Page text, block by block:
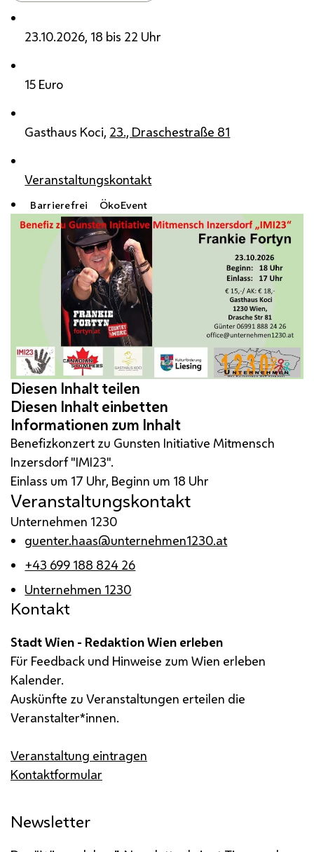
23.10.2026, 18 bis 22 Uhr
15 Euro
Gasthaus Koci, 23., Draschestraße 81
Veranstaltungskontakt
Barrierefrei ÖkoEvent
Benefizkonzert zu Gunsten Initiative Mitmensch
Inzersdorf "IMI23".
Einlass um 17 Uhr, Beginn um 18 Uhr
Veranstaltungskontakt
Unternehmen 1230
guenter.haas@unternehmen1230.at
+43 699 188 824 26
Unternehmen 1230
Kontakt
Stadt Wien - Redaktion Wien erleben
Für Feedback und Hinweise zum Wien erleben
Kalender.
Auskünfte zu Veranstaltungen erteilen die
Veranstalter*innen.
Veranstaltung eintragen
Kontaktformular
Newsletter